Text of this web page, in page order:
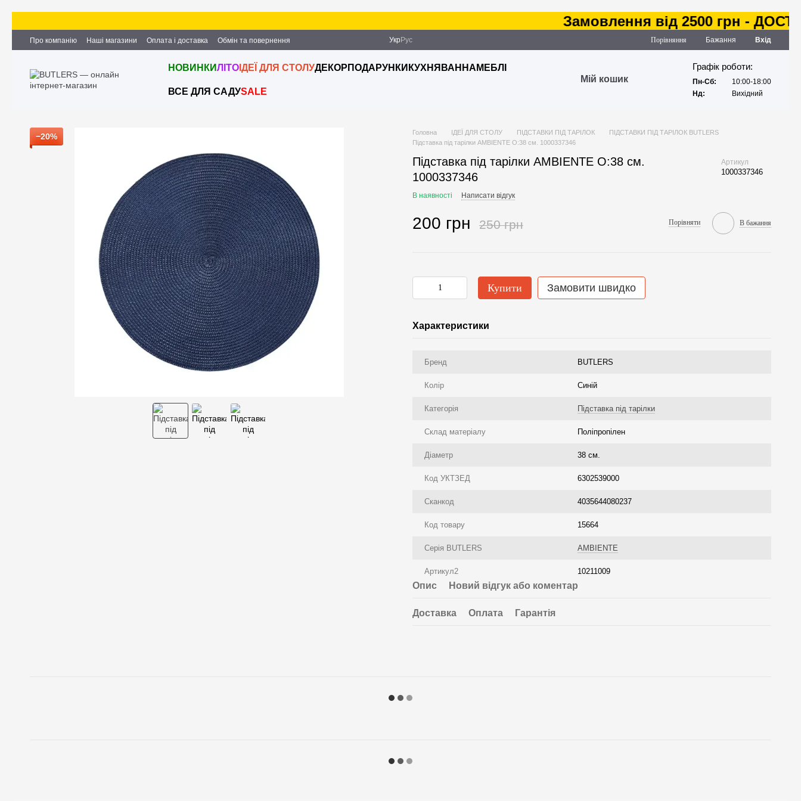
Замовлення від 2500 грн -
Про компанію Наші магазини Оплата і доставка
Обмін та повернення
Партнерство та співпраця
Вакансії Контактна інформація
Укр Рус Порівняння Бажання Вхід
НОВИНКИЛІТО ІДЕЇ ДЛЯ СТОЛУДЕКОР ПОДАРУНКИ КУХНЯ ВАННА МЕБЛІ
ВСЕ ДЛЯ САДУSALE
Мій кошик
Графік роботи:
Пн-Сб:
10:00-18:00
Нд:
Вихідний
−20% Головна ІДЕЇ ДЛЯ СТОЛУ ПІДСТАВКИ ПІД ТАРІЛОК
ПІДСТАВКИ ПІД ТАРІЛОК BUTLERS
Підставка під тарілки AMBIENTE O:38 см. 1000337346
Підставка під тарілки AMBIENTE O:38 см.
1000337346
Артикул
1000337346
В наявності Написати відгук
200 грн 250 грн Порівняти В бажання
Купити Замовити швидко
Характеристики
Бренд BUTLERS
Колір Синій
Категорія Підставка під тарілки
Склад матеріалу Поліпропілен
Діаметр 38 см.
Код УКТЗЕД 6302539000
Сканкод 4035644080237
Код товару 15664
Серія BUTLERS AMBIENTE
Артикул2 10211009
Опис Новий відгук або коментар
Доставка Оплата Гарантія